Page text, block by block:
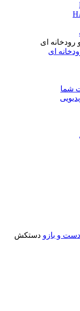
ای
شما
و بازو دستکش